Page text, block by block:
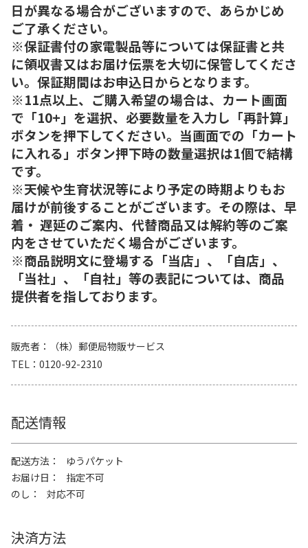
日が異なる場合がございますので、あらかじめ
ご了承ください。
※保証書付の家電製品等については保証書と共
に領収書又はお届け伝票を大切に保管してくださ
い。保証期間はお申込日からとなります。
※11点以上、ご購入希望の場合は、カート画面
で「10+」を選択、必要数量を入力し「再計算」
ボタンを押下してください。当画面での「カート
に入れる」ボタン押下時の数量選択は1個で結構
です。
※天候や生育状況等により予定の時期よりもお
届けが前後することがございます。その際は、早
着・ 遅延のご案内、代替商品又は解約等のご案
内をさせていただく場合がございます。
※商品説明文に登場する「当店」、「自店」、
「当社」、「自社」等の表記については、商品
提供者を指しております。
販売者
（株）郵便局物販サービス
TEL
0120-92-2310
配送情報
配送方法
ゆうパケット
お届け日
指定不可
のし
対応不可
決済方法